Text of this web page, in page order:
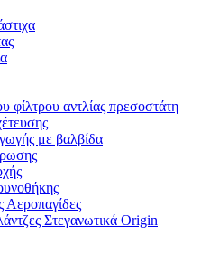
φίλτρου αντλίας πρεσοστάτη
με βαλβίδα
Αεροπαγίδες
Στεγανωτικά Origin